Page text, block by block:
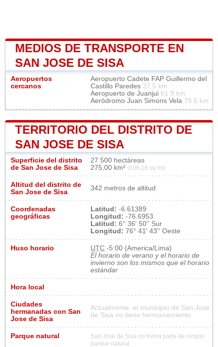
MEDIOS DE TRANSPORTE EN
SAN JOSE DE SISA
Aeropuertos
cercanos
Aeropuerto Cadete FAP Guillermo del
Castillo Paredes 37.5 km
Aeropuerto de Juanjui 61.9 km
Aeródromo Juan Simons Vela 79.6 km
TERRITORIO DEL DISTRITO DE
SAN JOSE DE SISA
Superficie del distrito
de San Jose de Sisa
27 500 hectáreas
275,00 km² (106,18 sq mi)
Altitud del distrito de
San Jose de Sisa
342 metros de altitud
Coordenadas
geográficas
Latitud: -6.61389
Longitud: -76.6953
Latitud: 6° 36' 50'' Sur
Longitud: 76° 41' 43'' Oeste
Huso horario UTC -5:00 (America/Lima)
El horario de verano y el horario de
invierno son los mismos que el horario
estándar
Hora local
Ciudades
hermanadas con San
Jose de Sisa
Actualmente, el municipio de San Jose
de Sisa no tiene hermanamiento
Parque natural
San Jose de Sisa no forma parte de ningún
parque natural